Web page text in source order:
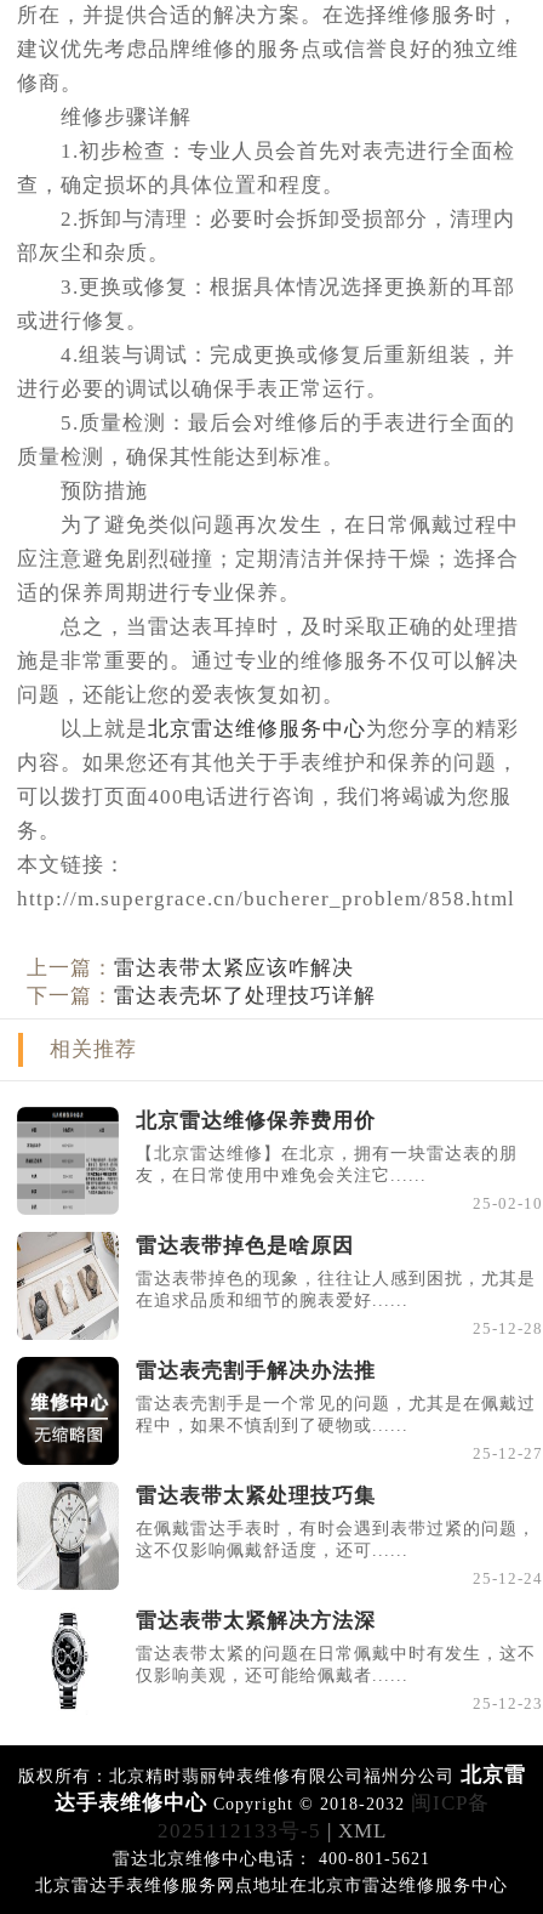
所在，并提供合适的解决方案。在选择维修服务时，
建议优先考虑品牌维修的服务点或信誉良好的独立维
修商。
维修步骤详解
1.初步检查：专业人员会首先对表壳进行全面检
查，确定损坏的具体位置和程度。
2.拆卸与清理：必要时会拆卸受损部分，清理内
部灰尘和杂质。
3.更换或修复：根据具体情况选择更换新的耳部
或进行修复。
4.组装与调试：完成更换或修复后重新组装，并
进行必要的调试以确保手表正常运行。
5.质量检测：最后会对维修后的手表进行全面的
质量检测，确保其性能达到标准。
预防措施
为了避免类似问题再次发生，在日常佩戴过程中
应注意避免剧烈碰撞；定期清洁并保持干燥；选择合
适的保养周期进行专业保养。
总之，当雷达表耳掉时，及时采取正确的处理措
施是非常重要的。通过专业的维修服务不仅可以解决
问题，还能让您的爱表恢复如初。
以上就是北京雷达维修服务中心为您分享的精彩
内容。如果您还有其他关于手表维护和保养的问题，
可以拨打页面400电话进行咨询，我们将竭诚为您服
务。
本文链接：
http://m.supergrace.cn/bucherer_problem/858.html
上一篇：雷达表带太紧应该咋解决
下一篇：雷达表壳坏了处理技巧详解
相关推荐
北京雷达维修保养费用价
【北京雷达维修】在北京，拥有一块雷达表的朋
友，在日常使用中难免会关注它......
25-02-10
雷达表带掉色是啥原因
雷达表带掉色的现象，往往让人感到困扰，尤其是
在追求品质和细节的腕表爱好......
25-12-28
雷达表壳割手解决办法推
雷达表壳割手是一个常见的问题，尤其是在佩戴过
程中，如果不慎刮到了硬物或......
25-12-27
雷达表带太紧处理技巧集
在佩戴雷达手表时，有时会遇到表带过紧的问题，
这不仅影响佩戴舒适度，还可......
25-12-24
雷达表带太紧解决方法深
雷达表带太紧的问题在日常佩戴中时有发生，这不
仅影响美观，还可能给佩戴者......
25-12-23
版权所有：北京精时翡丽钟表维修有限公司福州分公司 北京雷
达手表维修中心 Copyright © 2018-2032 闽ICP备
2025112133号-5 | XML
雷达北京维修中心电话： 400-801-5621
北京雷达手表维修服务网点地址在北京市雷达维修服务中心